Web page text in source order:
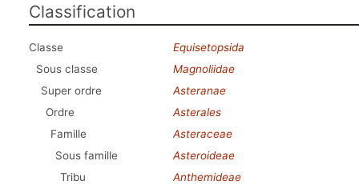
Classification
Classe
Equisetopsida
Sous classe
Magnoliidae
Super ordre
Asteranae
Ordre
Asterales
Famille
Asteraceae
Sous famille
Asteroideae
Tribu
Anthemideae